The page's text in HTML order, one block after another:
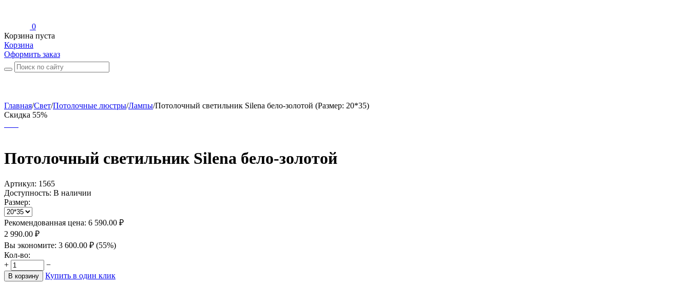
0
Корзина пуста
Корзина
Оформить заказ
Главная/Свет/Потолочные люстры/Лампы/Потолочный светильник Silena бело-золотой (Размер: 20*35)
Скидка 55%
Потолочный светильник Silena бело-золотой
Артикул: 1565
Доступность: В наличии
Размер:
Рекомендованная цена: 6 590.00 ₽
2 990.00 ₽
Вы экономите: 3 600.00 ₽ (55%)
Кол-во:
+
−
В корзину Купить в один клик